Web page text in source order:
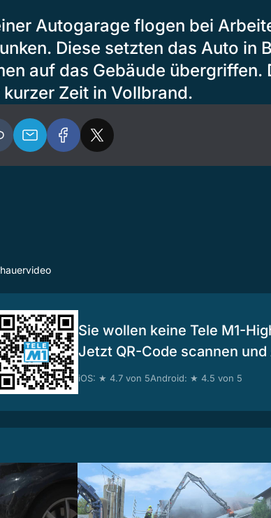
Autogarage flogen bei
Diese setzten das Auto in
auf das Gebäude übergriffen.
Zeit in Vollbrand.
Sie wollen keine Tele M1-
Jetzt QR-Code scannen
iOS: ★ 4.7 von 5Android: ★ 4.5 von 5